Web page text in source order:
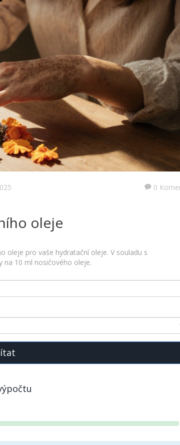
0
oleje
oleje pro vaše hydratační oleje. V souladu s
na 10 ml nosičového oleje.